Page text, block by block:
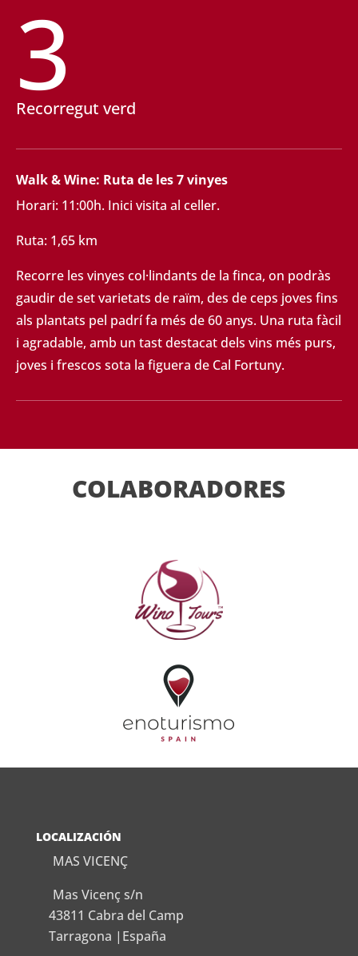
3
Recorregut verd
Walk & Wine: Ruta de les 7 vinyes
Horari: 11:00h. Inici visita al celler.
Ruta: 1,65 km
Recorre les vinyes col·lindants de la finca, on podràs
gaudir de set varietats de raïm, des de ceps joves fins
als plantats pel padrí fa més de 60 anys. Una ruta fàcil
i agradable, amb un tast destacatdels vins més purs,
joves i frescos sota la figuera de Cal Fortuny.
COLABORADORES
LOCALIZACIÓN
MAS VICENÇ
Mas Vicenç s/n
43811 Cabra del Camp
Tarragona |España